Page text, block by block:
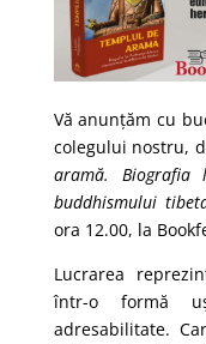
Vă anunțăm cu
colegului nostru,
aramă. Biografia
buddhismului
ora 12.00, la
Lucrarea
într-o formă
adresabilitate.